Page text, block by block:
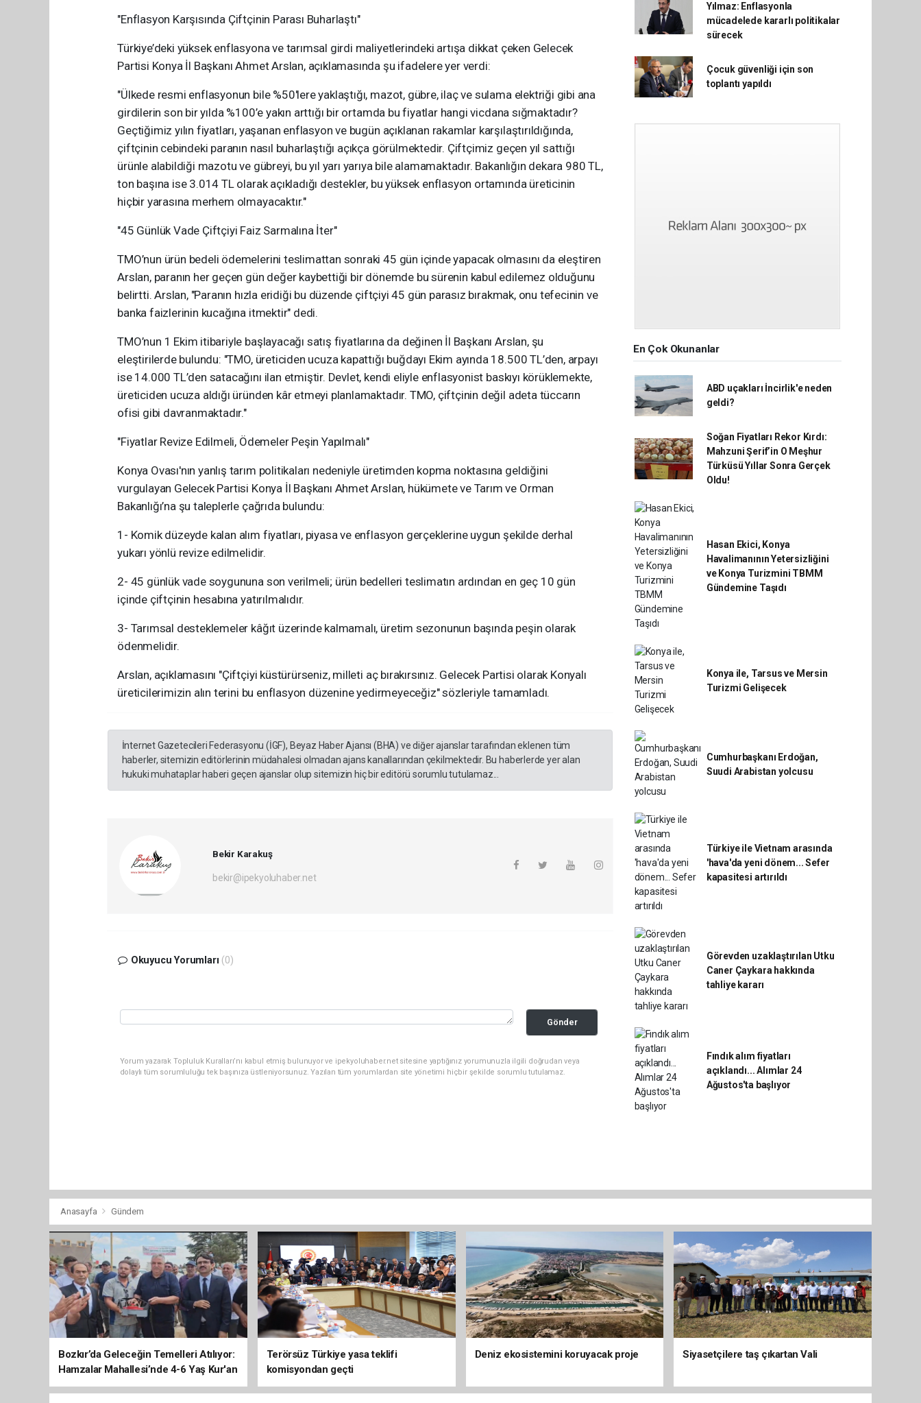
"Enflasyon Karşısında Çiftçinin Parası Buharlaştı"
Türkiye’deki yüksek enflasyona ve tarımsal girdi maliyetlerindeki artışa dikkat çeken Gelecek
Partisi Konya İl Başkanı Ahmet Arslan, açıklamasında şu ifadelere yer verdi:
"Ülkede resmi enflasyonun bile %50'lere yaklaştığı, mazot, gübre, ilaç ve sulama elektriği gibi ana
girdilerin son bir yılda %100’e yakın arttığı bir ortamda bu fiyatlar hangi vicdana sığmaktadır?
Geçtiğimiz yılın fiyatları, yaşanan enflasyon ve bugün açıklanan rakamlar karşılaştırıldığında,
çiftçinin cebindeki paranın nasıl buharlaştığı açıkça görülmektedir. Çiftçimiz geçen yıl sattığı
ürünle alabildiği mazotu ve gübreyi, bu yıl yarı yarıya bile alamamaktadır. Bakanlığın dekara 980 TL,
ton başına ise 3.014 TL olarak açıkladığı destekler, bu yüksek enflasyon ortamında üreticinin
hiçbir yarasına merhem olmayacaktır."
"45 Günlük Vade Çiftçiyi Faiz Sarmalına İter"
TMO’nun ürün bedeli ödemelerini teslimattan sonraki 45 gün içinde yapacak olmasını da eleştiren
Arslan, paranın her geçen gün değer kaybettiği bir dönemde bu sürenin kabul edilemez olduğunu
belirtti. Arslan, "Paranın hızla eridiği bu düzende çiftçiyi 45 gün parasız bırakmak, onu tefecinin ve
banka faizlerinin kucağına itmektir" dedi.
TMO’nun 1 Ekim itibariyle başlayacağı satış fiyatlarına da değinen İl Başkanı Arslan, şu
eleştirilerde bulundu: "TMO, üreticiden ucuza kapattığı buğdayı Ekim ayında 18.500 TL’den, arpayı
ise 14.000 TL’den satacağını ilan etmiştir. Devlet, kendi eliyle enflasyonist baskıyı körüklemekte,
üreticiden ucuza aldığı üründen kâr etmeyi planlamaktadır. TMO, çiftçinin değil adeta tüccarın
ofisi gibi davranmaktadır."
"Fiyatlar Revize Edilmeli, Ödemeler Peşin Yapılmalı"
Konya Ovası'nın yanlış tarım politikaları nedeniyle üretimden kopma noktasına geldiğini
vurgulayan Gelecek Partisi Konya İl Başkanı Ahmet Arslan, hükümete ve Tarım ve Orman
Bakanlığı’na şu taleplerle çağrıda bulundu:
1- Komik düzeyde kalan alım fiyatları, piyasa ve enflasyon gerçeklerine uygun şekilde derhal
yukarı yönlü revize edilmelidir.
2- 45 günlük vade soygununa son verilmeli; ürün bedelleri teslimatın ardından en geç 10 gün
içinde çiftçinin hesabına yatırılmalıdır.
3- Tarımsal desteklemeler kâğıt üzerinde kalmamalı, üretim sezonunun başında peşin olarak
ödenmelidir.
Arslan, açıklamasını "Çiftçiyi küstürürseniz, milleti aç bırakırsınız. Gelecek Partisi olarak Konyalı
üreticilerimizin alın terini bu enflasyon düzenine yedirmeyeceğiz" sözleriyle tamamladı.
İnternet Gazetecileri Federasyonu (İGF), Beyaz Haber Ajansı (BHA) ve diğer ajanslar tarafından eklenen tüm
haberler, sitemizin editörlerinin müdahalesi olmadan ajans kanallarından çekilmektedir. Bu haberlerde yer alan
hukuki muhataplar haberi geçen ajanslar olup sitemizin hiç bir editörü sorumlu tutulamaz...
Bekir Karakuş
bekir@ipekyoluhaber.net
Okuyucu Yorumları (0)
Gönder
Yorum yazarak Topluluk Kuralları’nı kabul etmiş bulunuyor ve ipekyoluhaber.net sitesine yaptığınız yorumunuzla ilgili doğrudan veya
dolaylı tüm sorumluluğu tek başınıza üstleniyorsunuz. Yazılan tüm yorumlardan site yönetimi hiçbir şekilde sorumlu tutulamaz.
Yılmaz: Enflasyonla
mücadelede kararlı politikalar
sürecek
Çocuk güvenliği için son
toplantı yapıldı
En Çok Okunanlar
ABD uçakları İncirlik'e neden
geldi?
Soğan Fiyatları Rekor Kırdı:
Mahzuni Şerif’in O Meşhur
Türküsü Yıllar Sonra Gerçek
Oldu!
Hasan Ekici, Konya
Havalimanının Yetersizliğini
ve Konya Turizmini TBMM
Gündemine Taşıdı
Konya ile, Tarsus ve Mersin
Turizmi Gelişecek
Cumhurbaşkanı Erdoğan,
Suudi Arabistan yolcusu
Türkiye ile Vietnam arasında
'hava'da yeni dönem... Sefer
kapasitesi artırıldı
Görevden uzaklaştırılan Utku
Caner Çaykara hakkında
tahliye kararı
Fındık alım fiyatları
açıklandı... Alımlar 24
Ağustos'ta başlıyor
Anasayfa Gündem
Bozkır’da Geleceğin Temelleri Atılıyor:
Hamzalar Mahallesi’nde 4-6 Yaş Kur'an
Kursu İnşaatı Başladı
Terörsüz Türkiye yasa teklifi
komisyondan geçti
Deniz ekosistemini koruyacak proje Siyasetçilere taş çıkartan Vali